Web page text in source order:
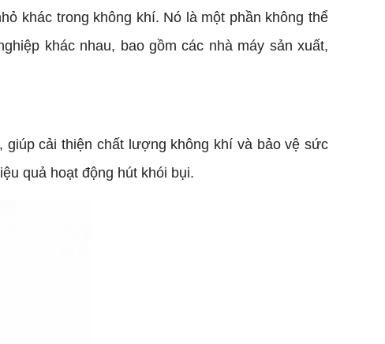
khác trong không khí. Nó là một phần không thể
khác nhau, bao gồm các nhà máy sản xuất,
cải thiện chất lượng không khí và bảo vệ sức
quả hoạt động hút khói bụi.